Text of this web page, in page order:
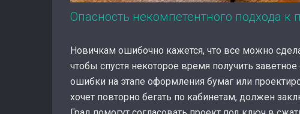
Опасность некомпетентного подхода к
Новичкам ошибочно кажется, что все можно
чтобы спустя некоторое время получить
ошибки на этапе оформления бумаг или
хочет повторно бегать по кабинетам, должен